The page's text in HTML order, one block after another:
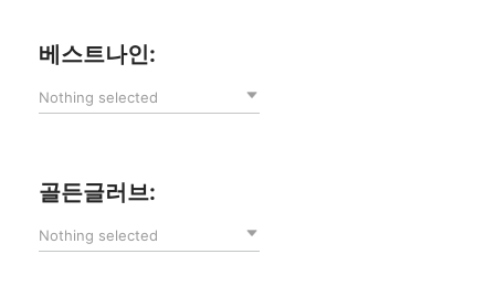
베스트나인:
Nothing selected
골든글러브:
Nothing selected